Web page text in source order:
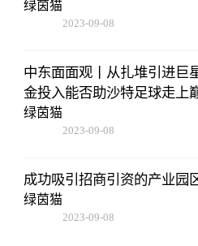
绿茵猫
2023-09-08
中东面面观丨从扎堆引进巨
金投入能否助沙特足球走上
绿茵猫
2023-09-08
成功吸引招商引资的产业园
绿茵猫
2023-09-08